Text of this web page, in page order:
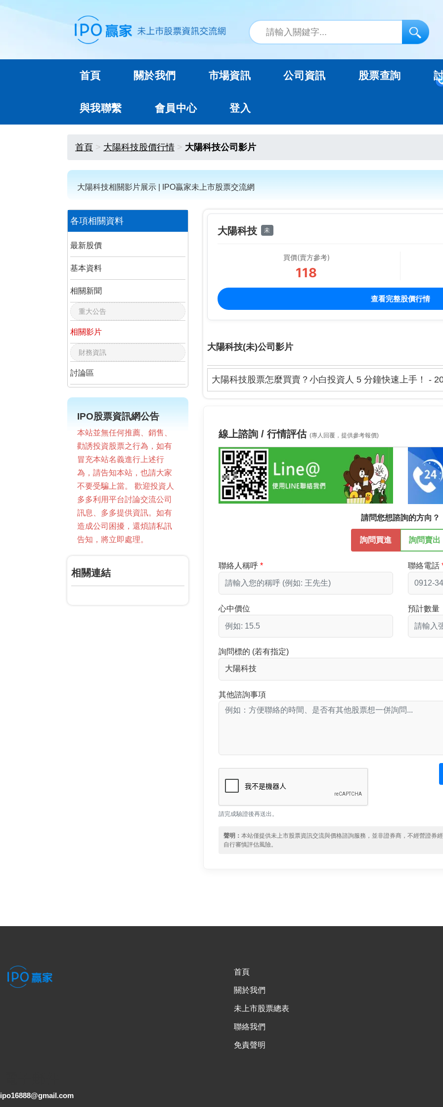
首頁 關於我們 市場資訊 公司資訊 股票查詢
與我聯繫 會員中心 登入
首頁 大陽科技股價行情 大陽科技公司影片
大陽科技相關影片展示 | IPO贏家未上市股票交流網
各項相關資料
最新股價
基本資料
相關新聞
重大公告
相關影片
財務資訊
討論區
IPO股票資訊網公告
本站並無任何推薦、銷售、
勸誘投資股票之行為，如有
冒充本站名義進行上述行
為，請告知本站，也請大家
不要受騙上當。 歡迎投資人
多多利用平台討論交流公司
訊息、多多提供資訊。如有
造成公司困擾，還煩請私訊
告知，將立即處理。
相關連結
大陽科技 未
買價(賣方參考)
118
查看完整股價行情
大陽科技(未)公司影片
大陽科技股票怎麼買賣？小白投資人 5 分鐘快速上手！ -
線上諮詢 / 行情評估(專人回覆，提供參考報價)
請問您想諮詢的方向？
詢問買進 詢問賣出
聯絡人稱呼 聯絡電話
心中價位 預計數量
詢問標的 (若有指定)
其他諮詢事項
請完成驗證後再送出。
聲明：本站僅提供未上市股票資訊交流與價格諮詢服務，並非證券商，不經營證券
自行審慎評估風險。
首頁
關於我們
未上市股票總表
聯絡我們
免責聲明
ipo16888@gmail.com